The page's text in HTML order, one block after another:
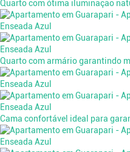
Quarto com ótima iluminação
Quarto com armário garantindo
Cama confortável ideal para